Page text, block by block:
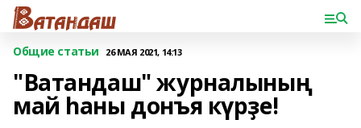
Общие статьи 26 МАЯ 2021, 14:13
"Ватандаш" журналының
май һаны донъя күрҙе!